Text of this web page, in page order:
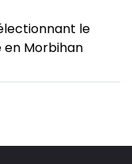
le
en Morbihan